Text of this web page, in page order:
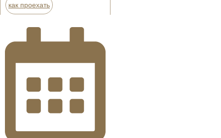
как проехать